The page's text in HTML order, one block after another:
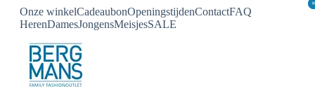
Onze winkelCadeaubonOpeningstijdenContactFAQ
HerenDamesJongensMeisjesSALE
×
×